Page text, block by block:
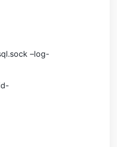
–log-